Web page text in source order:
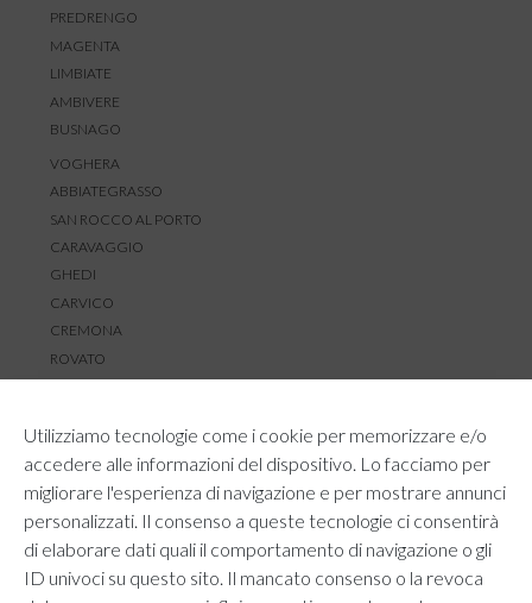
Utilizziamo tecnologie come i cookie per memorizzare e/o
accedere alle informazioni del dispositivo. Lo facciamo per
migliorare l'esperienza di navigazione e per mostrare annunci
personalizzati. Il consenso a queste tecnologie ci consentirà
di elaborare dati quali il comportamento di navigazione o gli
ID univoci su questo sito. Il mancato consenso o la revoca
PREDRENGO
MAGENTA
LIMBIATE
AMBIVERE
BUSNAGO
VOGHERA
ABBIATEGRASSO
SAN ROCCO AL PORTO
CARAVAGGIO
GHEDI
CARVICO
CREMONA
ROVATO
RESI E RIMBORSI
REGOLAMENTO LOYALTY
CONTATTACI